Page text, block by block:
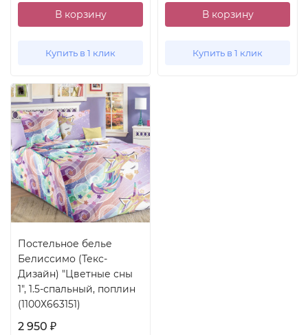
В корзину
Купить в 1 клик
В корзину
Купить в 1 клик
Постельное белье
Белиссимо (Текс-
Дизайн) "Цветные сны
1", 1.5-спальный, поплин
(1100Х663151)
2 950 ₽